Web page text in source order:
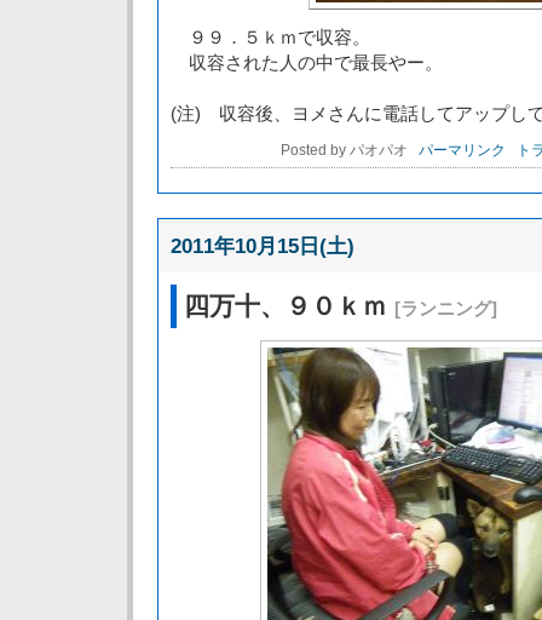
９９．５ｋｍで収容。
収容された人の中で最長やー。
(注) 収容後、ヨメさんに電話してアップし
Posted by パオパオ パーマリンク ト
2011年10月15日(土)
四万十、９０ｋｍ [ランニング]